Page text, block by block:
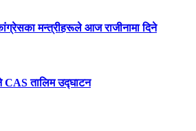
मन्त्रीहरूले आज राजीनामा दिने
CAS तालिम उद्घाटन